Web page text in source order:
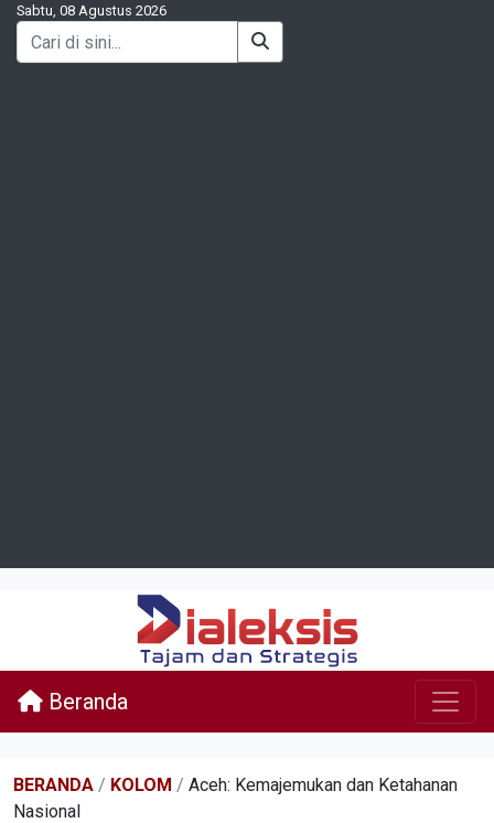
Sabtu, 08 Agustus 2026
Beranda
BERANDA / KOLOM / Aceh: Kemajemukan dan Ketahanan
Nasional